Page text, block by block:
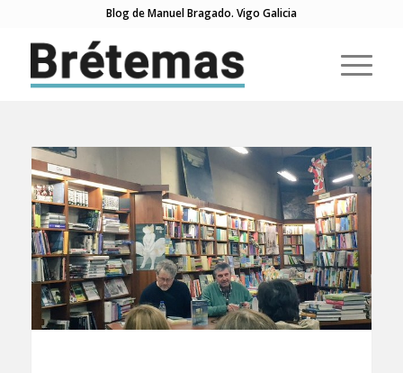
Blog de Manuel Bragado. Vigo Galicia